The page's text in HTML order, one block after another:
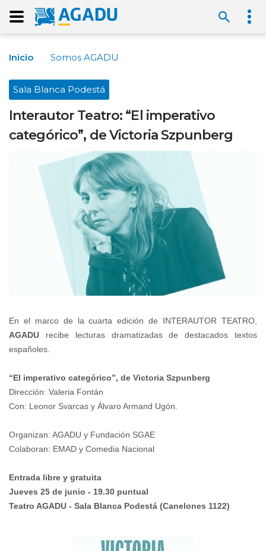
Inicio Somos AGADU
Sala Blanca Podestá
Interautor Teatro: “El imperativo
categórico”, de Victoria Szpunberg
En el marco de la cuarta edición de INTERAUTOR TEATRO,
AGADU recibe lecturas dramatizadas de destacados textos
españoles.
“El imperativo categórico”, de Victoria Szpunberg
Dirección: Valeria Fontán
Con: Leonor Svarcas y Álvaro Armand Ugón.
Organizan: AGADU y Fundación SGAE
Colaboran: EMAD y Comedia Nacional
Entrada libre y gratuita
Jueves 25 de junio - 19.30 puntual
Teatro AGADU - Sala Blanca Podestá (Canelones 1122)